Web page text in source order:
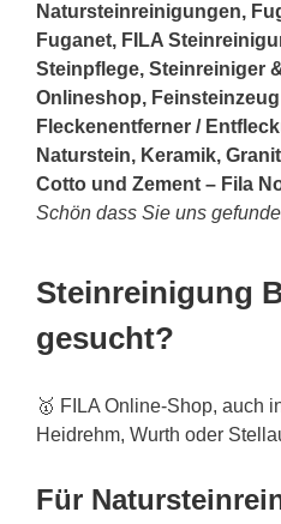
Natursteinreinigungen,
Fuganet, FILA
Steinpflege, Steinreiniger
Onlineshop,
Fleckenentferner /
Naturstein, Keramik,
Cotto und Zement – Fila
Schön dass Sie uns
Steinreinigung
gesucht?
🥇 FILA Online-Shop, auch
Heidrehm, Wurth oder
Für